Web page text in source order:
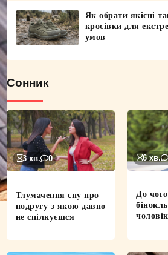
Як обрати якісні
кросівки для
умов
Сонник
3 хв. 0
Тлумачення сну про
подругу з якою давно
не спілкуєшся
6 хв.
До